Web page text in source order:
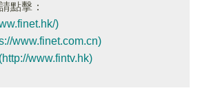
點擊：
)
www.finet.com.cn)
(http://www.fintv.hk)